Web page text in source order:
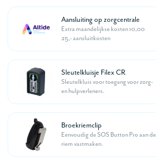
Aansluiting op zorgcentrale
Extra maandelijkse kosten 10,00
25,- aansluitkosten
Sleutelkluisje Filex CR
Sleutelkluis voor toegang voor zorg-
en hulpverleners.
Broekriemclip
Eenvoudig de SOS Button Pro aan de
riem vastmaken.